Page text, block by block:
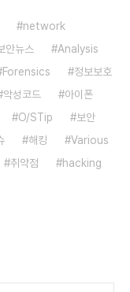
network
안뉴스
Analysis
Forensics
정보보호
악성코드
아이폰
O/STip
보안
해킹
Various
취약점
hacking